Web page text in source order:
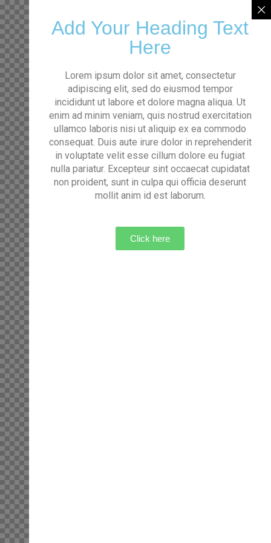
Add Your Heading Text
Here
Lorem ipsum dolor sit amet, consectetur
adipiscing elit, sed do eiusmod tempor
incididunt ut labore et dolore magna aliqua. Ut
enim ad minim veniam, quis nostrud exercitation
ullamco laboris nisi ut aliquip ex ea commodo
consequat. Duis aute irure dolor in reprehenderit
in voluptate velit esse cillum dolore eu fugiat
nulla pariatur. Excepteur sint occaecat cupidatat
non proident, sunt in culpa qui officia deserunt
mollit anim id est laborum.
Click here